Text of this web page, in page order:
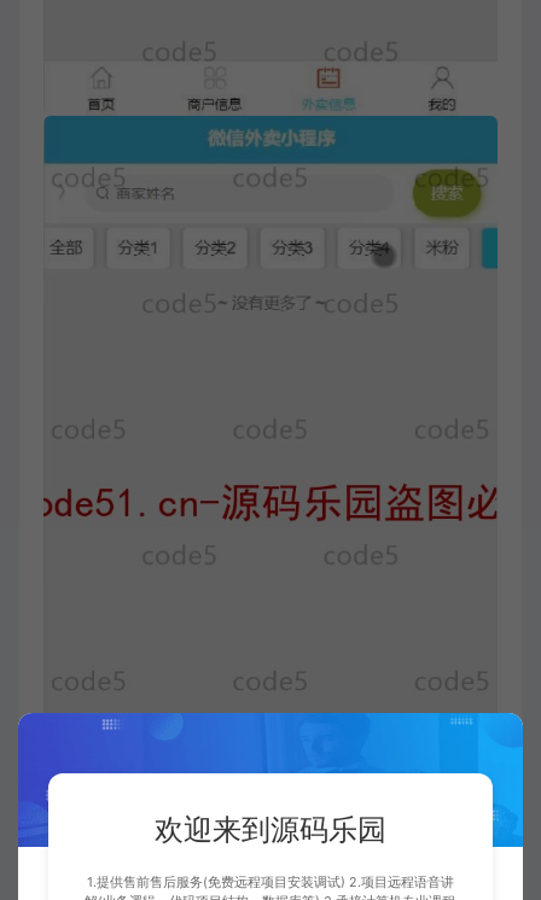
欢迎来到源码乐园
1.提供售前售后服务(免费远程项目安装调试) 2.项目远程语音讲